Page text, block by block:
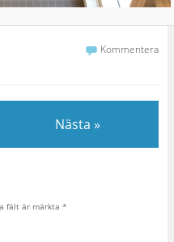
Kommentera
Nästa »
fält är märkta *